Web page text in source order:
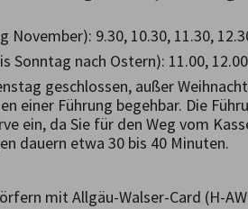
November): 9.30, 10.30, 11.30,
Sonntag nach Ostern): 11.00,
geschlossen, außer
einer Führung begehbar. Die
ein, da Sie für den Weg vom
dauern etwa 30 bis 40 Minuten.
mit Allgäu-Walser-Card (H-